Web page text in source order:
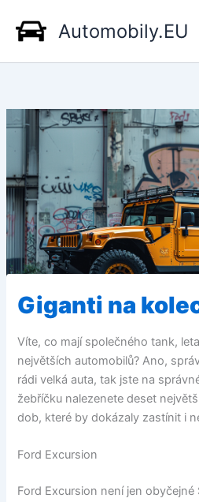
obsah
Automobily.EU
Giganti na
Víte, co mají společného tank,
největších automobilů? Ano,
rádi velká auta, tak jste na
žebříčku nalezenete deset
dob, které by dokázaly zastínit i
Ford Excursion
Ford Excursion není jen